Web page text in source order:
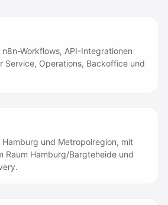
Workflows, API-Integrationen
Service, Operations, Backoffice und
Hamburg und Metropolregion, mit
Raum Hamburg/Bargteheide und